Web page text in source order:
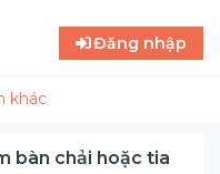
Đăng nhập
khác
bàn chải hoặc tia